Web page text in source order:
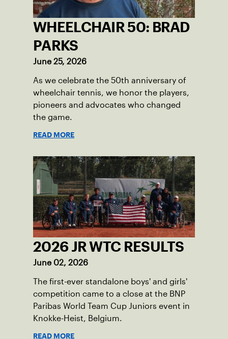
WHEELCHAIR 50: BRAD
PARKS
June 25, 2026
As we celebrate the 50th anniversary of
wheelchair tennis, we honor the players,
pioneers and advocates who changed
the game.
READ MORE
2026 JR WTC RESULTS
June 02, 2026
The first-ever standalone boys' and girls'
competition came to a close at the BNP
Paribas World Team Cup Juniors event in
Knokke-Heist, Belgium.
READ MORE